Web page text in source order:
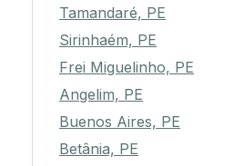
Tamandaré, PE
Sirinhaém, PE
Frei Miguelinho, PE
Angelim, PE
Buenos Aires, PE
Betânia, PE